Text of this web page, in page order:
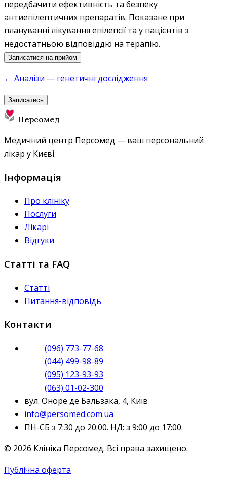
передбачити ефективність та безпеку
антиепілептичних препаратів. Показане при
плануванні лікування епілепсії та у пацієнтів з
недостатньою відповіддю на терапію.
Записатися на прийом
← Аналізи — генетичні дослідження
Записатись
Персомед
Медичний центр Персомед — ваш персональний
лікар у Києві.
Інформація
Про клініку
Послуги
Лікарі
Відгуки
Статті та FAQ
Статті
Питання-відповідь
Контакти
(096) 773-77-68
(044) 499-98-89
(095) 123-93-93
(063) 01-02-300
вул. Оноре де Бальзака, 4, Київ
info@persomed.com.ua
ПН-СБ з 7:30 до 20:00. НД: з 9:00 до 17:00.
© 2026 Клініка Персомед. Всі права захищено.
Публічна оферта